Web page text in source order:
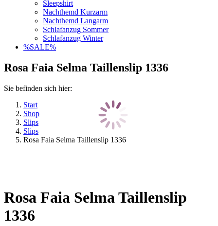
Sleepshirt
Nachthemd Kurzarm
Nachthemd Langarm
Schlafanzug Sommer
Schlafanzug Winter
%SALE%
Rosa Faia Selma Taillenslip 1336
Sie befinden sich hier:
Start
Shop
Slips
Slips
Rosa Faia Selma Taillenslip 1336
Rosa Faia Selma Taillenslip
1336